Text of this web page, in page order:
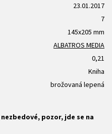
23.01.2017
7
145x205 mm
ALBATROS MEDIA
0,21
Kniha
brožovaná lepená
pozor, jde se na